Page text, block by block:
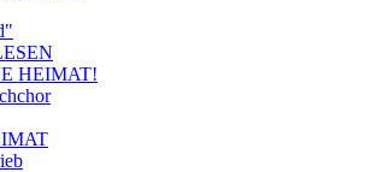
HEIMAT!